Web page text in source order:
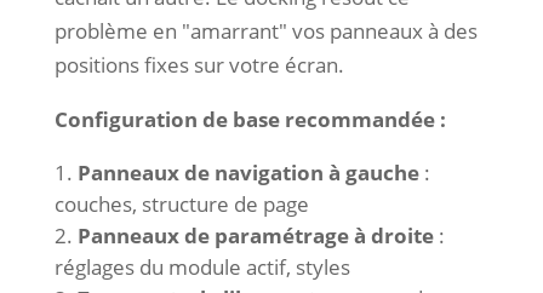
problème en "amarrant" vos panneaux à des
positions fixes sur votre écran.
Configuration de base recommandée :
Panneaux de navigation à gauche:
couches, structure de page
Panneaux de paramétrage à droite:
réglages du module actif, styles